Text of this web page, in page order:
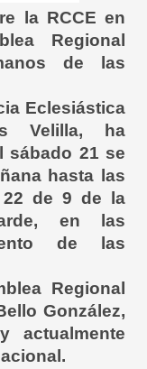
la RCCE en
Regional
de las
Eclesiástica
Velilla, ha
sábado 21 se
hasta las
22 de 9 de la
en las
de las
Regional
González,
actualmente